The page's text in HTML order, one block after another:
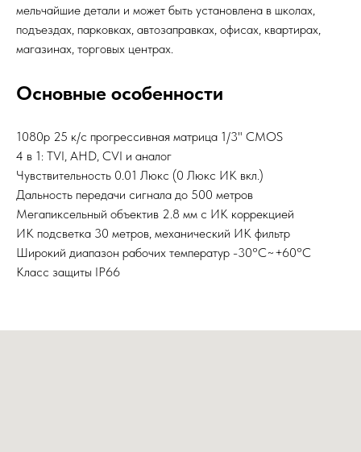
мельчайшие детали и может быть установлена в школах,
подъездах, парковках, автозаправках, офисах, квартирах,
магазинах, торговых центрах.
Основные особенности
1080p 25 к/с прогрессивная матрица 1/3" CMOS
4 в 1: TVI, AHD, CVI и аналог
Чувствительность 0.01 Люкс (0 Люкс ИК вкл.)
Дальность передачи сигнала до 500 метров
Мегапиксельный объектив 2.8 мм с ИК коррекцией
ИК подсветка 30 метров, механический ИК фильтр
Широкий диапазон рабочих температур -30°С~+60°С
Класс защиты IP66